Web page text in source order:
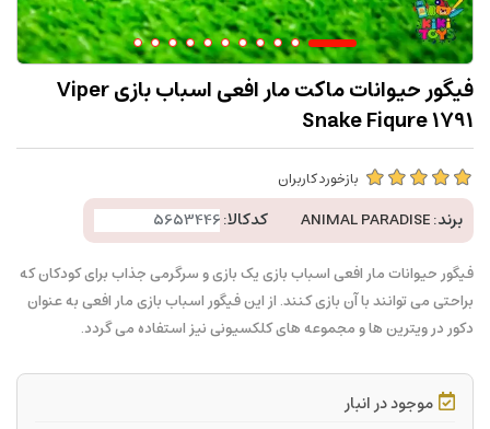
فیگور حیوانات ماکت مار افعی اسباب بازی Viper
Snake Fiqure 1791
بازخورد کاربران
برند:ANIMAL PARADISE کدکالا:
فیگور حیوانات مار افعی اسباب بازی یک بازی و سرگرمی جذاب برای کودکان که
براحتی می توانند با آن بازی کنند. از این فیگور اسباب بازی مار افعی به عنوان
دکور در ویترین ها و مجموعه های کلکسیونی نیز استفاده می گردد.
موجود در انبار